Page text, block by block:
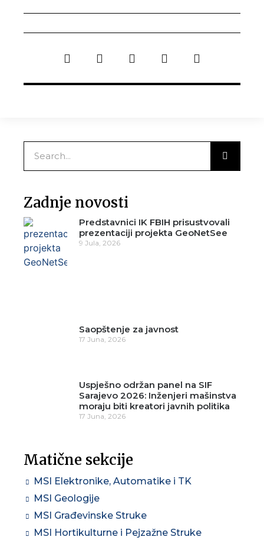
Zadnje novosti
Predstavnici IK FBIH prisustvovali
prezentaciji projekta GeoNetSee
9 Jula, 2026
Saopštenje za javnost
17 Juna, 2026
Uspješno održan panel na SIF
Sarajevo 2026: Inženjeri mašinstva
moraju biti kreatori javnih politika
17 Juna, 2026
Matične sekcije
MSI Elektronike, Automatike i TK
MSI Geologije
MSI Građevinske Struke
MSI Hortikulturne i Pejzažne Struke